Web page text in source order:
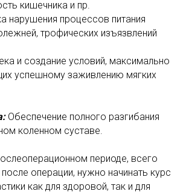
кишечника и пр.
нарушения процессов питания
трофических изъязвлений
и создание условий, максимально
успешному заживлению мягких
Обеспечение полного разгибания
коленном суставе.
периоде, всего
операции, нужно начинать курс
как для здоровой, так и для